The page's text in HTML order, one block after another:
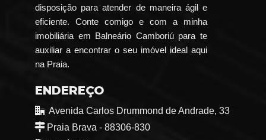
disposição para atender de maneira ágil e
eficiente. Conte comigo e com a minha
imobiliária em Balneário Camboriú para te
auxiliar a encontrar o seu imóvel ideal aqui
na Praia.
ENDEREÇO
Avenida Carlos Drummond de Andrade, 33
Praia Brava - 88306-830